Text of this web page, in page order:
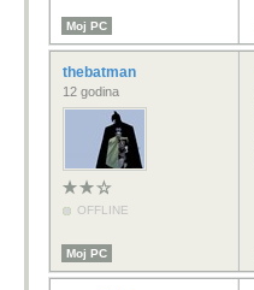
Moj PC
thebatman
12 godina
OFFLINE
Moj PC